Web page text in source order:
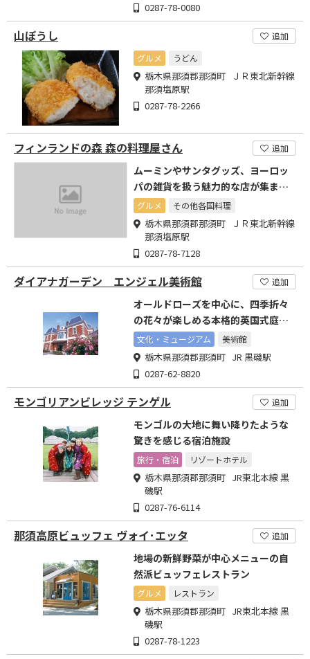
0287-78-0080
山ぼうし
追加
グルメ
うどん
栃木県那須郡那須町 ＪＲ東北新幹線
那須塩原駅
0287-78-2266
フィンランドの森 森の料理屋さん 追加
ムーミンやサンタグッズ、ヨーロッ
パの雑貨を扱う魅力的な店が集まる
人気スポット
グルメ その他各国料理
栃木県那須郡那須町 ＪＲ東北新幹線
那須塩原駅
0287-78-7128
ダイアナガーデン エンジェル美術館 追加
オールドローズを中心に、四季折々
の花々が楽しめる本格的英国式庭
園。
文化・ミュージアム 美術館
栃木県那須郡那須町 JR 黒磯駅
0287-62-8820
モンゴリアンビレッジ テンゲル 追加
モンゴルの大地に舞い降りたような
驚きを感じる宿泊施設
旅行・宿泊 リゾートホテル
栃木県那須郡那須町 JR東北本線 黒
磯駅
0287-76-6114
那須高原ビュッフェ ヴォイ･エッタ 追加
地場の新鮮野菜が中心メニューの自
然派ビュッフェレストラン
グルメ レストラン
栃木県那須郡那須町 JR東北本線 黒
磯駅
0287-78-1223